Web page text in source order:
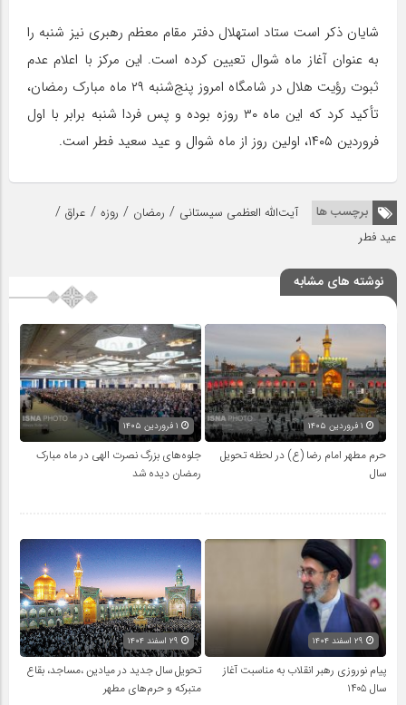
شایان ذکر است ستاد استهلال دفتر مقام معظم رهبری نیز شنبه را
به عنوان آغاز ماه شوال تعیین کرده است. این مرکز با اعلام عدم
ثبوت رؤیت هلال در شامگاه امروز پنج‌شنبه ۲۹ ماه مبارک رمضان،
تأکید کرد که این ماه ۳۰ روزه بوده و پس فردا شنبه برابر با اول
فروردین ۱۴۰۵، اولین روز از ماه شوال و عید سعید فطر است.
برچسب ها آیت‌الله العظمی سیستانی / رمضان / روزه / عراق /
عید فطر
نوشته های مشابه
حرم مطهر امام رضا (ع) در لحظه تحویل
سال
جلوه‌های بزرگ نصرت الهی در ماه مبارک
رمضان دیده شد
پیام نوروزی رهبر انقلاب به مناسبت آغاز
سال ۱۴۰۵
تحویل سال‌ جدید در میادین ،مساجد، بقاع
متبرکه‌ و حرم‌های‌ مطهر